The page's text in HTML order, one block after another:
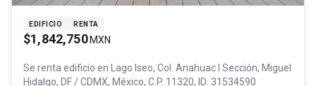
EDIFICIO RENTA
$1,842,750 MXN
Se renta edificio en Lago Iseo, Col. Anahuac I Sección, Miguel
Hidalgo, DF / CDMX, México, C.P. 11320, ID: 31534590